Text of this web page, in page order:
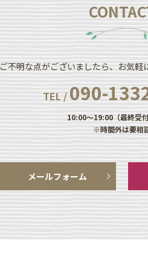
ご不明な点がございましたら、お気
TEL / 090-
10:00～19:00（最終受
※時間外は要相
メールフォーム